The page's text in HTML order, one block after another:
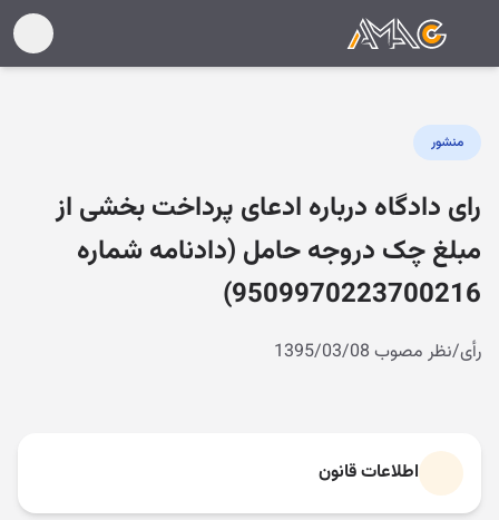
منشور
رای دادگاه درباره ادعای پرداخت بخشی از
مبلغ چک دروجه حامل (دادنامه شماره
9509970223700216)
رأی/نظر مصوب 1395/03/08
اطلاعات قانون